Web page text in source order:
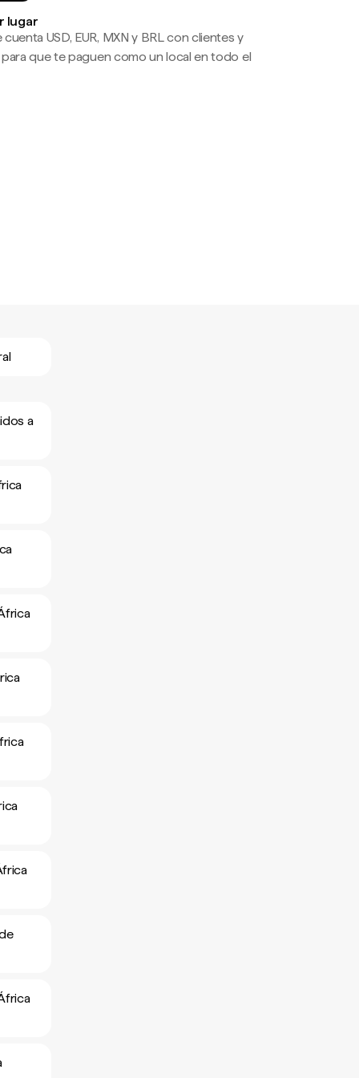
lugar
USD, EUR, MXN y BRL con clientes y
que te paguen como un local en todo el
a